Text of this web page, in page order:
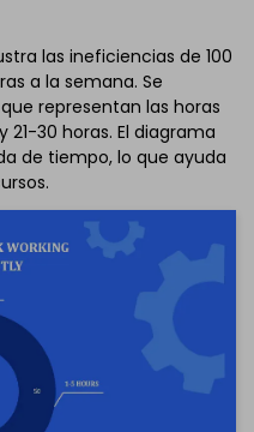
utilizar esta plantilla.
en EdrawMax.
descargar
EdrawMax
que se encuentra
en línea
gratis desde
a continuación.
las ineficiencias de 100
a la semana. Se
representan las horas
21-30 horas. El diagrama
de tiempo, lo que ayuda